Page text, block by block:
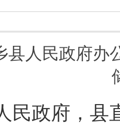
县人民政府办
民政府，县